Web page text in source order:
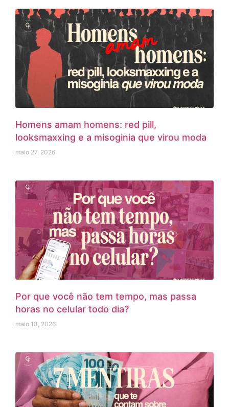
Homens amam homens: red pill,
looksmaxxing e a misoginia que virou moda
maio 27, 2026
Por que você não tem tempo, mas passa
horas no celular todo dia?
maio 13, 2026